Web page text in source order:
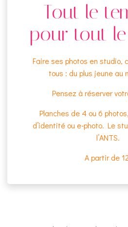
Tout le
pour tout
Faire ses photos en studio,
tous : du plus jeune au
Pensez à réserver
Planches de 4 ou 6
d’identité ou e-photo. Le
l’ANTS.
A partir de